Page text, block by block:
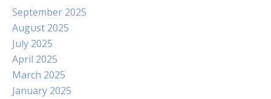
September 2025
August 2025
July 2025
April 2025
March 2025
January 2025